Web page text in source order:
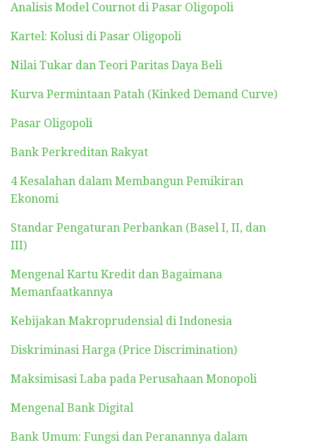
Analisis Model Cournot di Pasar Oligopoli
Kartel: Kolusi di Pasar Oligopoli
Nilai Tukar dan Teori Paritas Daya Beli
Kurva Permintaan Patah (Kinked Demand Curve)
Pasar Oligopoli
Bank Perkreditan Rakyat
4 Kesalahan dalam Membangun Pemikiran
Ekonomi
Standar Pengaturan Perbankan (Basel I, II, dan
III)
Mengenal Kartu Kredit dan Bagaimana
Memanfaatkannya
Kebijakan Makroprudensial di Indonesia
Diskriminasi Harga (Price Discrimination)
Maksimisasi Laba pada Perusahaan Monopoli
Mengenal Bank Digital
Bank Umum: Fungsi dan Peranannya dalam